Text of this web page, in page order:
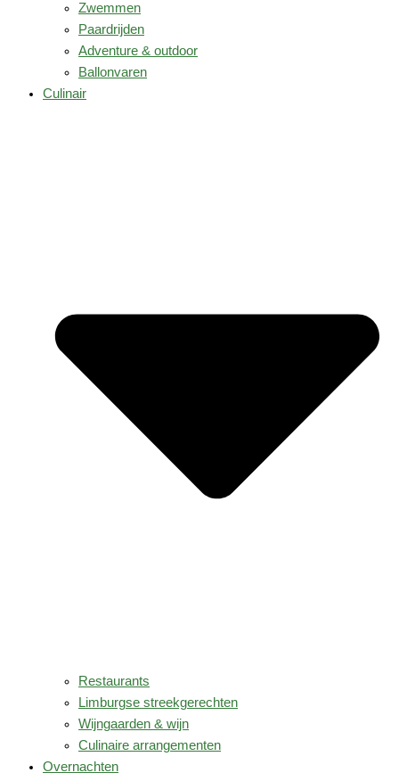
Zwemmen
Paardrijden
Adventure & outdoor
Ballonvaren
Culinair
Restaurants
Limburgse streekgerechten
Wijngaarden & wijn
Culinaire arrangementen
Overnachten